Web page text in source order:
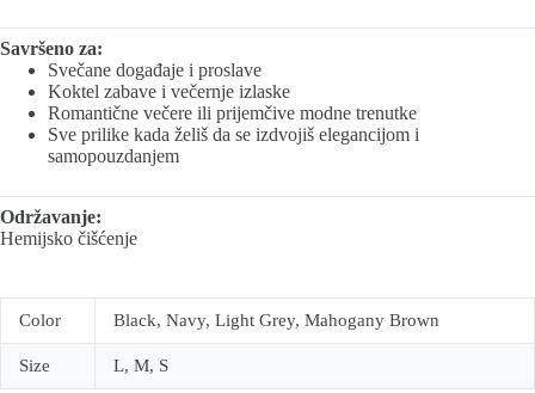
Savršeno za:
Svečane događaje i proslave
Koktel zabave i večernje izlaske
Romantične večere ili prijemčive modne trenutke
Sve prilike kada želiš da se izdvojiš elegancijom i
samopouzdanjem
Održavanje:
Hemijsko čišćenje
Color Black, Navy, Light Grey, Mahogany Brown
Size L, M, S